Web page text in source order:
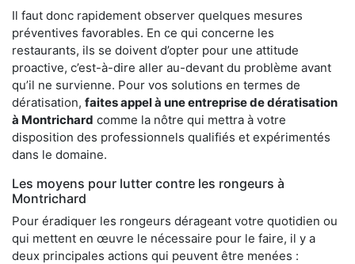
Il faut donc rapidement observer quelques mesures
préventives favorables. En ce qui concerne les
restaurants, ils se doivent d’opter pour une attitude
proactive, c’est-à-dire aller au-devant du problème avant
qu’il ne survienne. Pour vos solutions en termes de
dératisation, faites appel à une entreprise de dératisation
à Montrichard comme la nôtre qui mettra à votre
disposition des professionnels qualifiés et expérimentés
dans le domaine.
Les moyens pour lutter contre les rongeurs à
Montrichard
Pour éradiquer les rongeurs dérageant votre quotidien ou
qui mettent en œuvre le nécessaire pour le faire, il y a
deux principales actions qui peuvent être menées :